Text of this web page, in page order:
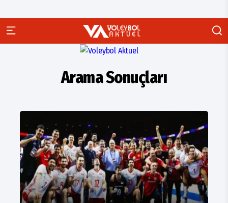
Arama Sonuçları